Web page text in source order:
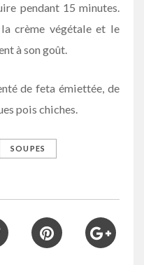
pendant 15 minutes.
crème végétale et le
à son goût.
de feta émiettée, de
pois chiches.
SOUPES